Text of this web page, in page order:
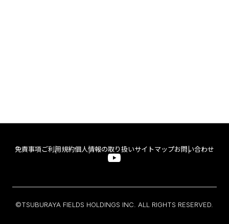
免責事項 ご利用規約個人情報の取り扱いサイトマップお問い合わせ
©TSUBURAYA FIELDS HOLDINGS INC. ALL RIGHTS RESERVED.